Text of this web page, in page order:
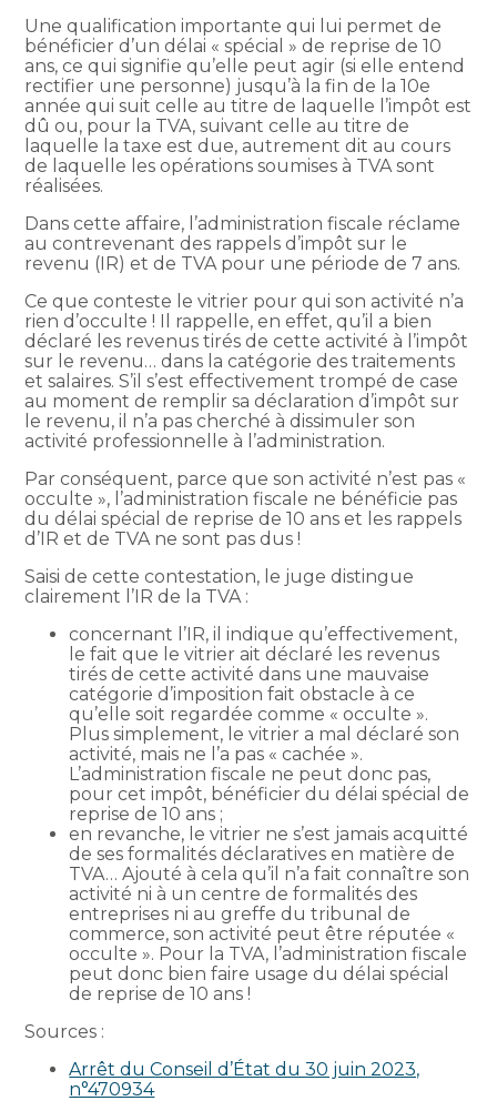
Une qualification importante qui lui permet de
bénéficier d’un délai « spécial » de reprise de 10
ans, ce qui signifie qu’elle peut agir (si elle entend
rectifier une personne) jusqu’à la fin de la 10e
année qui suit celle au titre de laquelle l’impôt est
dû ou, pour la TVA, suivant celle au titre de
laquelle la taxe est due, autrement dit au cours
de laquelle les opérations soumises à TVA sont
réalisées.
Dans cette affaire, l’administration fiscale réclame
au contrevenant des rappels d’impôt sur le
revenu (IR) et de TVA pour une période de 7 ans.
Ce que conteste le vitrier pour qui son activité n’a
rien d’occulte ! Il rappelle, en effet, qu’il a bien
déclaré les revenus tirés de cette activité à l’impôt
sur le revenu… dans la catégorie des traitements
et salaires. S’il s’est effectivement trompé de case
au moment de remplir sa déclaration d’impôt sur
le revenu, il n’a pas cherché à dissimuler son
activité professionnelle à l’administration.
Par conséquent, parce que son activité n’est pas «
occulte », l’administration fiscale ne bénéficie pas
du délai spécial de reprise de 10 ans et les rappels
d’IR et de TVA ne sont pas dus !
Saisi de cette contestation, le juge distingue
clairement l’IR de la TVA :
concernant l’IR, il indique qu’effectivement,
le fait que le vitrier ait déclaré les revenus
tirés de cette activité dans une mauvaise
catégorie d’imposition fait obstacle à ce
qu’elle soit regardée comme « occulte ».
Plus simplement, le vitrier a mal déclaré son
activité, mais ne l’a pas « cachée ».
L’administration fiscale ne peut donc pas,
pour cet impôt, bénéficier du délai spécial de
reprise de 10 ans ;
en revanche, le vitrier ne s’est jamais acquitté
de ses formalités déclaratives en matière de
TVA… Ajouté à cela qu’il n’a fait connaître son
activité ni à un centre de formalités des
entreprises ni au greffe du tribunal de
commerce, son activité peut être réputée «
occulte ». Pour la TVA, l’administration fiscale
peut donc bien faire usage du délai spécial
de reprise de 10 ans !
Sources :
Arrêt du Conseil d’État du 30 juin 2023,
n°470934